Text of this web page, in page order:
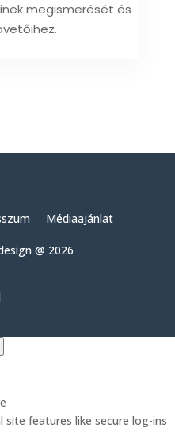
megismerését és
Médiaajánlat
@ 2026
site features like secure log-ins